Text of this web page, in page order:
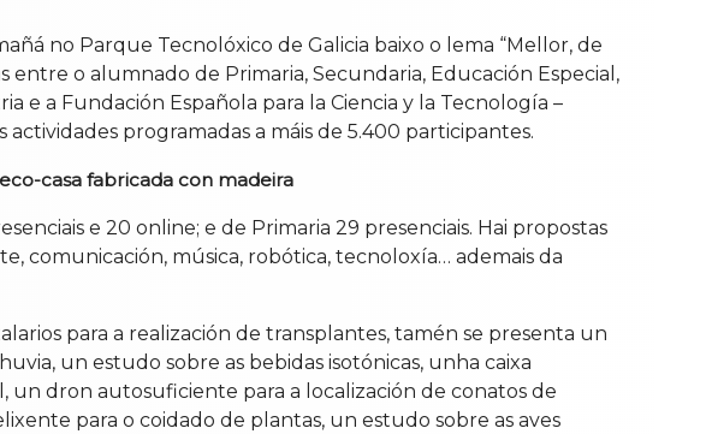
no Parque Tecnolóxico de Galicia baixo o lema “Mellor, de
entre o alumnado de Primaria, Secundaria, Educación Especial,
e a Fundación Española para la Ciencia y la Tecnología –
programadas a máis de 5.400 participantes.
casa fabricada con madeira
e 20 online; e de Primaria 29 presenciais. Hai propostas
comunicación, música, robótica, tecnoloxía… ademais da
para a realización de transplantes, tamén se presenta un
un estudo sobre as bebidas isotónicas, unha caixa
un dron autosuficiente para a localización de conatos de
para o coidado de plantas, un estudo sobre as aves